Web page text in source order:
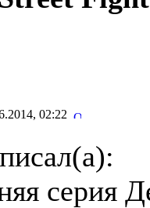
02:22
серия